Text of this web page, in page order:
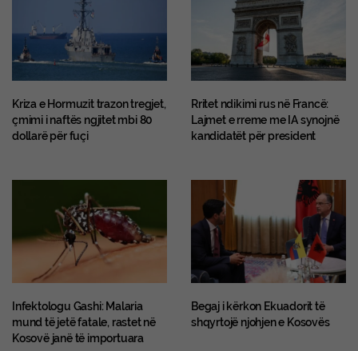
Kriza e Hormuzit trazon tregjet,
çmimi i naftës ngjitet mbi 80
dollarë për fuçi
Rritet ndikimi rus në Francë:
Lajmet e rreme me IA synojnë
kandidatët për president
​Infektologu Gashi: Malaria
mund të jetë fatale, rastet në
Kosovë janë të importuara
Begaj i kërkon Ekuadorit të
shqyrtojë njohjen e Kosovës